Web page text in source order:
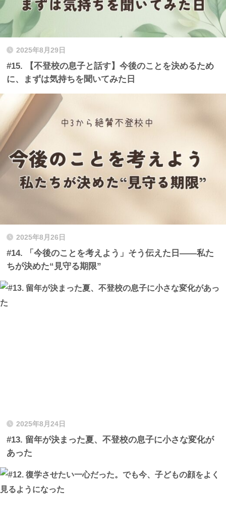
2025年8月29日
#15. 【不登校の息子と話す】今後のことを決めるため
に、まずは気持ちを聞いてみた日
2025年8月26日
#14. 「今後のことを考えよう」そう伝えた日——私た
ちが決めた“見守る期限”
2025年8月24日
#13. 留年が決まった夏、不登校の息子に小さな変化が
あった